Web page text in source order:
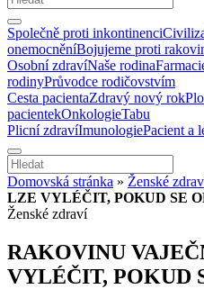
Společně proti inkontinenci
onemocněníBojujeme proti
Osobní zdravíNaše rodina
rodinyPrůvodce rodičovstvím
Cesta pacientaZdravý nový rok
pacientekOnkologieTabu
Plicní zdravíImunologiePacient a
Domovská stránka » Ženské
LZE VYLÉČIT, POKUD SE
Ženské zdraví
RAKOVINU
VYLÉČIT, POKUD